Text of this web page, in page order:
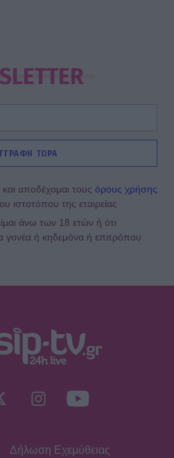
ΤΩΡΑ
αποδέχομαι τους όρους χρήσης
ιστοτόπου της εταιρείας
άνω των 18 ετών ή ότι
γονέα ή κηδεμόνα ή επιτρόπου
Δήλωση Εχεμύθειας